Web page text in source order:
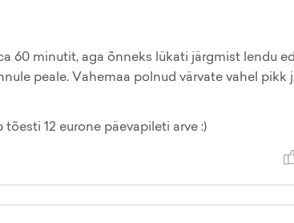
60 minutit, aga õnneks lükati järgmist lendu
peale. Vahemaa polnud värvate vahel pikk
12 eurone päevapileti arve :)